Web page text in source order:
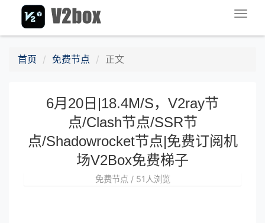
首页 免费节点 正文
6月20日|18.4M/S，V2ray节
点/Clash节点/SSR节
点/Shadowrocket节点|免费订阅机
场V2Box免费梯子
免费节点 / 51人浏览